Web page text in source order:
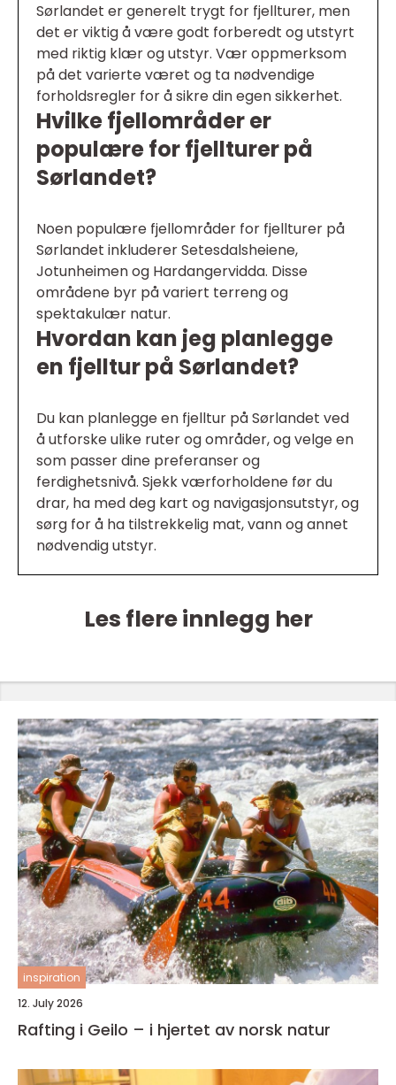
Sørlandet er generelt trygt for fjellturer, men
det er viktig å være godt forberedt og utstyrt
med riktig klær og utstyr. Vær oppmerksom
på det varierte været og ta nødvendige
forholdsregler for å sikre din egen sikkerhet.
Hvilke fjellområder er
populære for fjellturer på
Sørlandet?
Noen populære fjellområder for fjellturer på
Sørlandet inkluderer Setesdalsheiene,
Jotunheimen og Hardangervidda. Disse
områdene byr på variert terreng og
spektakulær natur.
Hvordan kan jeg planlegge
en fjelltur på Sørlandet?
Du kan planlegge en fjelltur på Sørlandet ved
å utforske ulike ruter og områder, og velge en
som passer dine preferanser og
ferdighetsnivå. Sjekk værforholdene før du
drar, ha med deg kart og navigasjonsutstyr, og
sørg for å ha tilstrekkelig mat, vann og annet
nødvendig utstyr.
Les flere innlegg her
inspiration
12. July 2026
Rafting i Geilo – i hjertet av norsk natur